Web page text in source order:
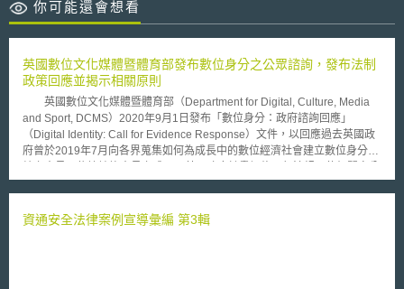
你可能還會想看
英國數位文化媒體暨體育部發布數位身分之公眾諮詢，發布法制
政策回應並揭示相關原則
英國數位文化媒體暨體育部（Department for Digital, Culture, Media
and Sport, DCMS）2020年9月1日發布「數位身分：政府諮詢回應」
（Digital Identity: Call for Evidence Response）文件，以回應過去英國政
府曾於2019年7月向各界蒐集如何為成長中的數位經濟社會建立數位身分系
識別流程以最大化容許數位身分之使用，並發展有關數位身分之消費者保護
監督者等相關內容。數位身分策略委員會（Digital Identity Strategy
資通安全法律案例宣導彙編 第3輯